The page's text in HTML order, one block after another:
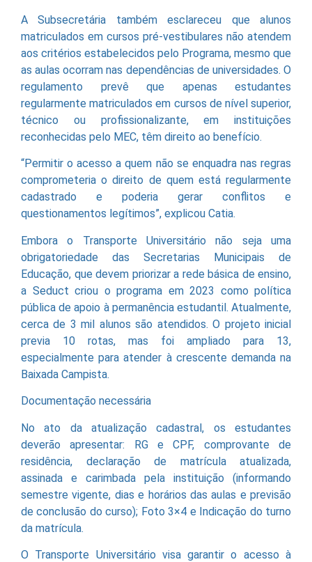
A Subsecretária também esclareceu que alunos
matriculados em cursos pré-vestibulares não atendem
aos critérios estabelecidos pelo Programa, mesmo que
as aulas ocorram nas dependências de universidades. O
regulamento prevê que apenas estudantes
regularmente matriculados em cursos de nível superior,
técnico ou profissionalizante, em instituições
reconhecidas pelo MEC, têm direito ao benefício.
“Permitir o acesso a quem não se enquadra nas regras
comprometeria o direito de quem está regularmente
cadastrado e poderia gerar conflitos e
questionamentos legítimos”, explicou Catia.
Embora o Transporte Universitário não seja uma
obrigatoriedade das Secretarias Municipais de
Educação, que devem priorizar a rede básica de ensino,
a Seduct criou o programa em 2023 como política
pública de apoio à permanência estudantil. Atualmente,
cerca de 3 mil alunos são atendidos. O projeto inicial
previa 10 rotas, mas foi ampliado para 13,
especialmente para atender à crescente demanda na
Baixada Campista.
Documentação necessária
No ato da atualização cadastral, os estudantes
deverão apresentar: RG e CPF, comprovante de
residência, declaração de matrícula atualizada,
assinada e carimbada pela instituição (informando
semestre vigente, dias e horários das aulas e previsão
de conclusão do curso); Foto 3×4 e Indicação do turno
da matrícula.
O Transporte Universitário visa garantir o acesso à